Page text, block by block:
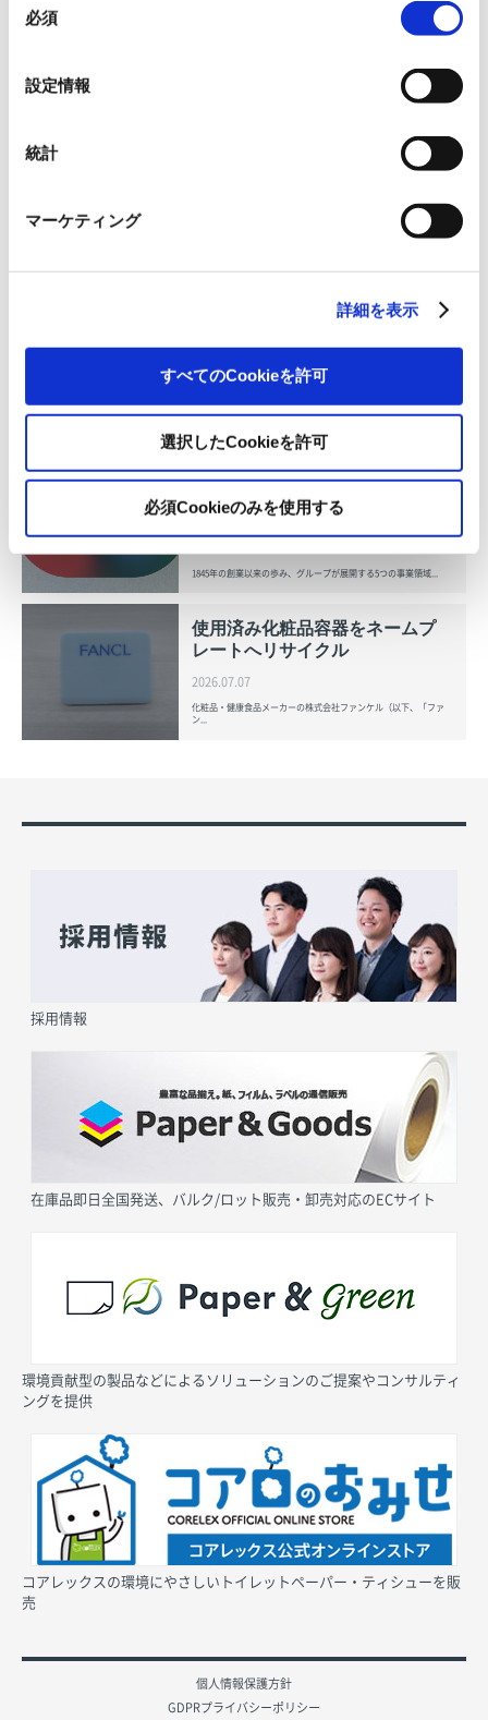
いるので、ご注意ください。これらのクッキーが受け入
れられない場合、本ウェブサイトの機能が制限される場
必須
設定情報
統計
マーケティング
詳細を表示
すべてのCookieを許可
選択したCookieを許可
必須Cookieのみを使用する
OVOL LOOP
【紙ともっ！紙の出前授業】イ
2026.08.10
グループ紹介映像【日本語版】
2026.07.17
事業紹介
動画
1845年の創業以来の歩み、グループが展開する5つの事業領域...
使用済み化粧品容器をネームプ
レートへリサイクル
2026.07.07
化粧品・健康食品メーカーの株式会社ファンケル（以下、「ファ
ン...
採用情報
在庫品即日全国発送、バルク/ロット販売・卸売対応のECサイト
環境貢献型の製品などによるソリューションのご提案やコンサルティ
ングを提供
コアレックスの環境にやさしいトイレットペーパー・ティシューを販
売
個人情報保護方針
GDPRプライバシーポリシー